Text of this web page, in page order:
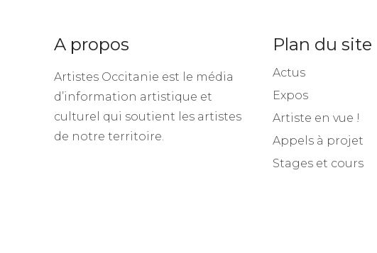
A propos
Artistes Occitanie est le média
d’information artistique et
culturel qui soutient les artistes
de notre territoire.
Plan du site
Actus
Expos
Artiste en vue !
Appels à projet
Stages et cours